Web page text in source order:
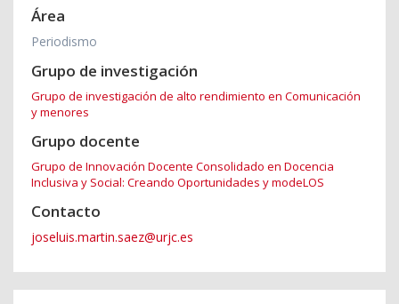
Área
Periodismo
Grupo de investigación
Grupo de investigación de alto rendimiento en Comunicación
y menores
Grupo docente
Grupo de Innovación Docente Consolidado en Docencia
Inclusiva y Social: Creando Oportunidades y modeLOS
Contacto
joseluis.martin.saez@urjc.es